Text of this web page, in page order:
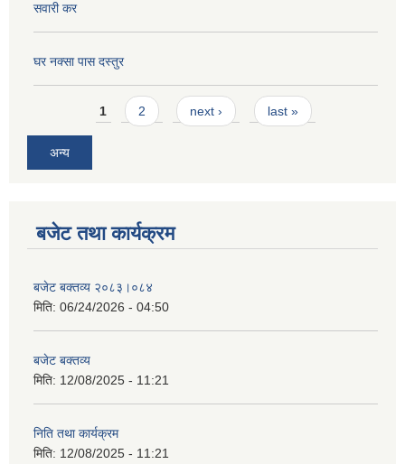
सवारी कर
घर नक्सा पास दस्तुर
Pages1 2 next › last »
अन्य
बजेट तथा कार्यक्रम
बजेट बक्तव्य २०८३।०८४
मिति: 06/24/2026 - 04:50
बजेट बक्तव्य
मिति: 12/08/2025 - 11:21
निति तथा कार्यक्रम
मिति: 12/08/2025 - 11:21